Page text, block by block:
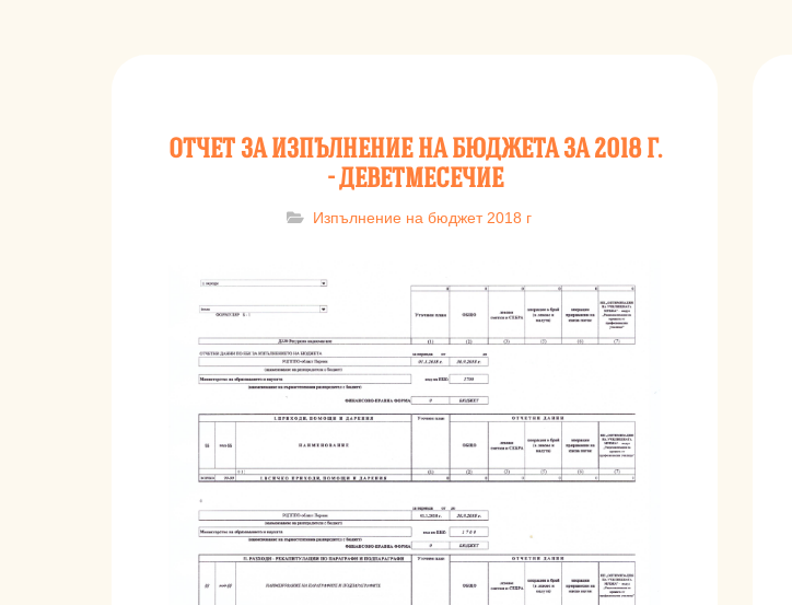
ОТЧЕТ ЗА ИЗПЪЛНЕНИЕ НА БЮДЖЕТА ЗА 2018 Г.
- ДЕВЕТМЕСЕЧИЕ
Изпълнение на бюджет 2018 г